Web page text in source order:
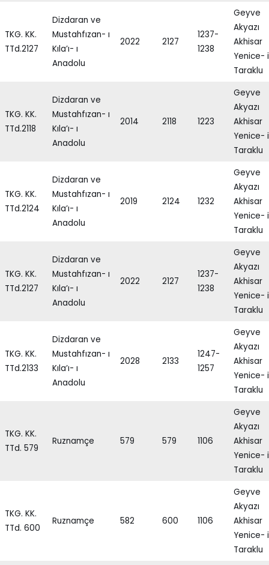
TKG. KK.
TTd.2127
Dizdaran ve
Mustahfızan- ı
Kıla’ı- ı
Anadolu
2022 2127
1237-
1238
Geyve
Akyazı
Akhisar
Yenice- i
Taraklu
TKG. KK.
TTd.2118
Dizdaran ve
Mustahfızan- ı
Kıla’ı- ı
Anadolu
2014 2118 1223
Geyve
Akyazı
Akhisar
Yenice- i
Taraklu
TKG. KK.
TTd.2124
Dizdaran ve
Mustahfızan- ı
Kıla’ı- ı
Anadolu
2019 2124 1232
Geyve
Akyazı
Akhisar
Yenice- i
Taraklu
TKG. KK.
TTd.2127
Dizdaran ve
Mustahfızan- ı
Kıla’ı- ı
Anadolu
2022 2127
1237-
1238
Geyve
Akyazı
Akhisar
Yenice- i
Taraklu
TKG. KK.
TTd.2133
Dizdaran ve
Mustahfızan- ı
Kıla’ı- ı
Anadolu
2028 2133
1247-
1257
Geyve
Akyazı
Akhisar
Yenice- i
Taraklu
TKG. KK.
TTd. 579
Ruznamçe 579 579 1106
Geyve
Akyazı
Akhisar
Yenice- i
Taraklu
TKG. KK.
TTd. 600
Ruznamçe 582 600 1106
Geyve
Akyazı
Akhisar
Yenice- i
Taraklu